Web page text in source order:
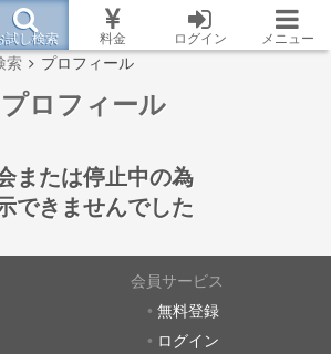
試し検索 料金 ログイン メニュー
索 プロフィール
プロフィール
または停止中の為
できませんでした
会員サービス
無料登録
ログイン